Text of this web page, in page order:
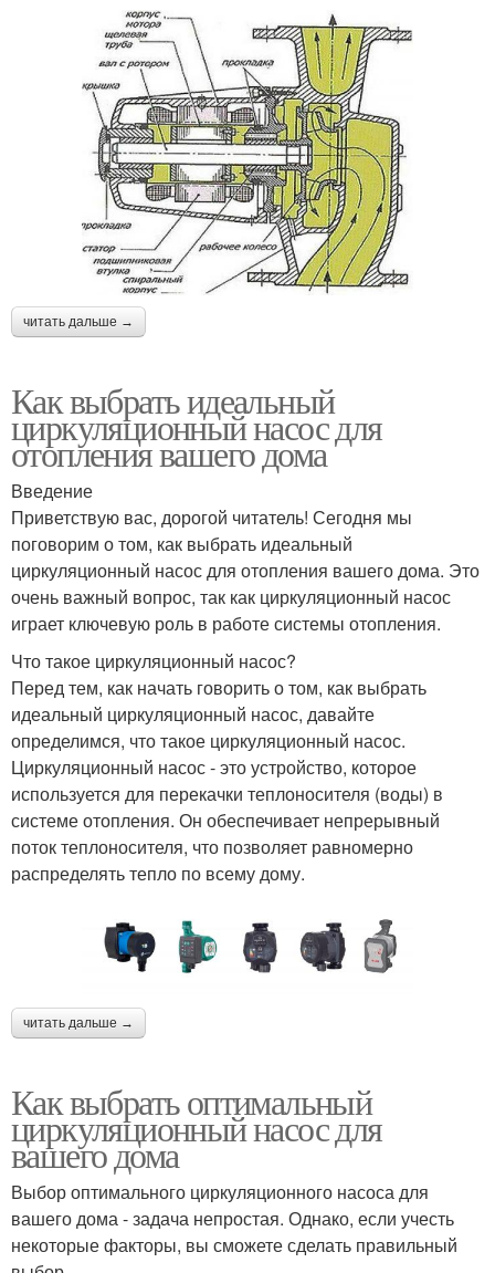
читать дальше →
Как выбрать идеальный
циркуляционный насос для
отопления вашего дома
Введение
Приветствую вас, дорогой читатель! Сегодня мы
поговорим о том, как выбрать идеальный
циркуляционный насос для отопления вашего дома. Это
очень важный вопрос, так как циркуляционный насос
играет ключевую роль в работе системы отопления.
Что такое циркуляционный насос?
Перед тем, как начать говорить о том, как выбрать
идеальный циркуляционный насос, давайте
определимся, что такое циркуляционный насос.
Циркуляционный насос - это устройство, которое
используется для перекачки теплоносителя (воды) в
системе отопления. Он обеспечивает непрерывный
поток теплоносителя, что позволяет равномерно
распределять тепло по всему дому.
читать дальше →
Как выбрать оптимальный
циркуляционный насос для
вашего дома
Выбор оптимального циркуляционного насоса для
вашего дома - задача непростая. Однако, если учесть
некоторые факторы, вы сможете сделать правильный